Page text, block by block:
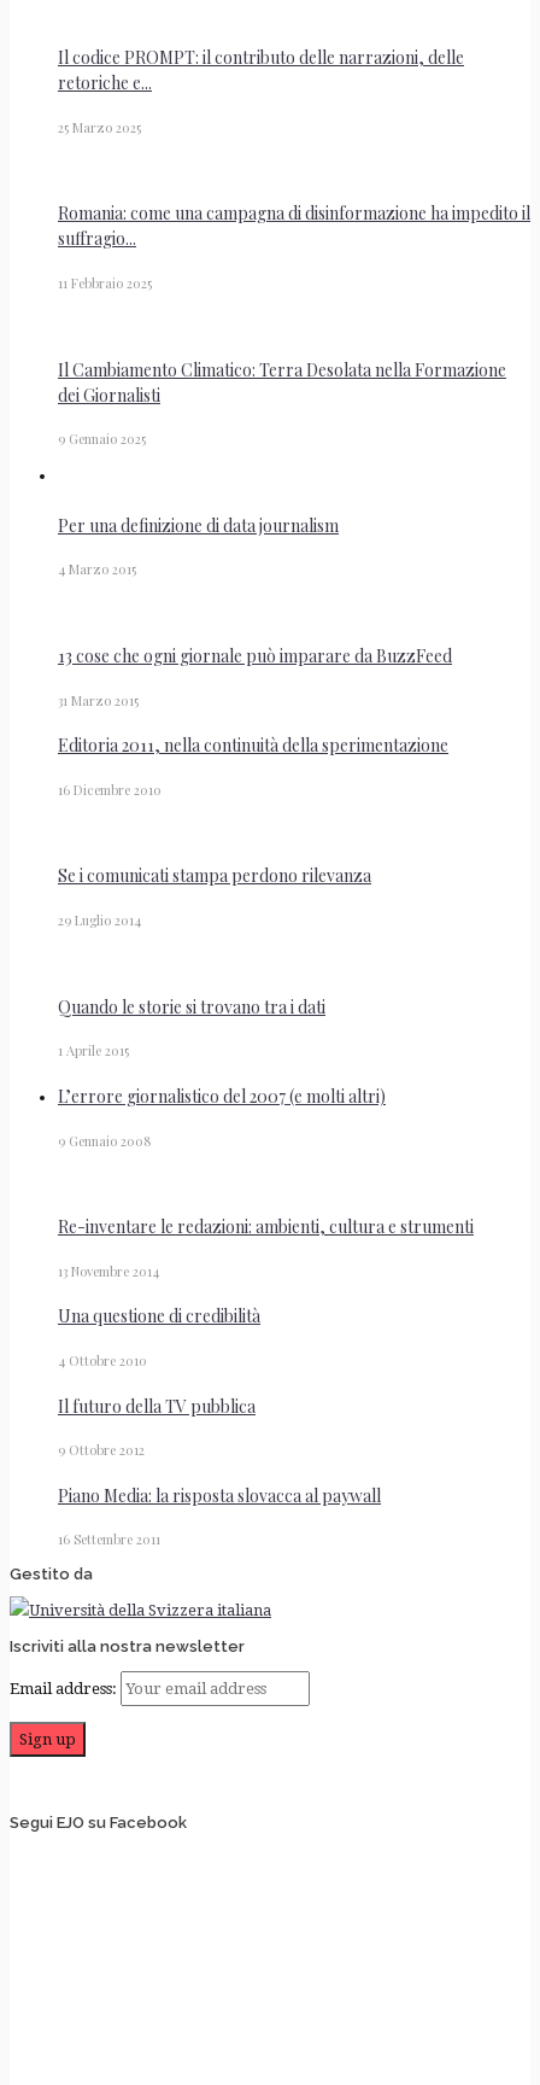
Il codice PROMPT: il contributo delle narrazioni, delle
retoriche e...
25 Marzo 2025
Romania: come una campagna di disinformazione ha impedito il
suffragio...
11 Febbraio 2025
Il Cambiamento Climatico: Terra Desolata nella Formazione
dei Giornalisti
9 Gennaio 2025
Per una definizione di data journalism
4 Marzo 2015
13 cose che ogni giornale può imparare da BuzzFeed
31 Marzo 2015
Editoria 2011, nella continuità della sperimentazione
16 Dicembre 2010
Se i comunicati stampa perdono rilevanza
29 Luglio 2014
Quando le storie si trovano tra i dati
1 Aprile 2015
L’errore giornalistico del 2007 (e molti altri)
9 Gennaio 2008
Re-inventare le redazioni: ambienti, cultura e strumenti
13 Novembre 2014
Una questione di credibilità
4 Ottobre 2010
Il futuro della TV pubblica
9 Ottobre 2012
Piano Media: la risposta slovacca al paywall
16 Settembre 2011
Gestito da
Iscriviti alla nostra newsletter
Email address:
Segui EJO su Facebook